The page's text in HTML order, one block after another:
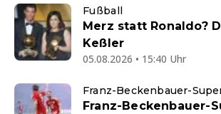
Fußball
Merz statt Ronaldo?
Keßler
05.08.2026 • 15:40 Uhr
Franz-Beckenbauer-
Franz-Beckenbauer-